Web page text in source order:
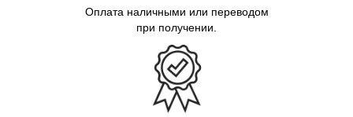
Оплата наличными или переводом
при получении.